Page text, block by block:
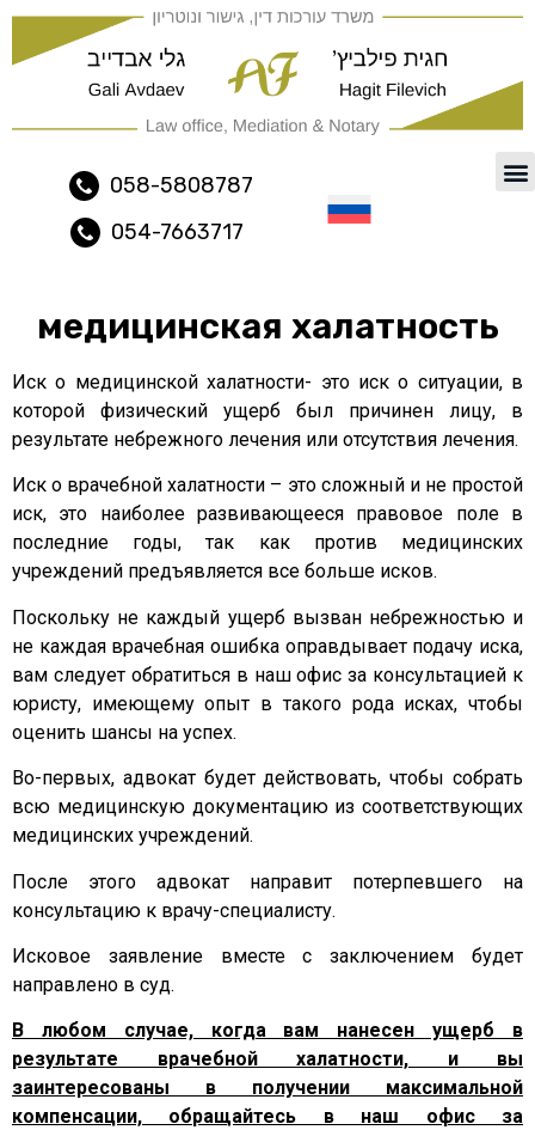
058-5808787
054-7663717
медицинская халатность
Иск о медицинской халатности- это иск о ситуации, в
которой физический ущерб был причинен лицу, в
результате небрежного лечения или отсутствия лечения.
Иск о врачебной халатности – это сложный и не простой
иск, это наиболее развивающееся правовое поле в
последние годы, так как против медицинских
учреждений предъявляется все больше исков.
Поскольку не каждый ущерб вызван небрежностью и
не каждая врачебная ошибка оправдывает подачу иска,
вам следует обратиться в наш офис за консультацией к
юристу, имеющему опыт в такого рода исках, чтобы
оценить шансы на успех.
Во-первых, адвокат будет действовать, чтобы собрать
всю медицинскую документацию из соответствующих
медицинских учреждений.
После этого адвокат направит потерпевшего на
консультацию к врачу-специалисту.
Исковое заявление вместе с заключением будет
направлено в суд.
В любом случае, когда вам нанесен ущерб в
результате врачебной халатности, и вы
заинтересованы в получении максимальной
компенсации, обращайтесь в наш офис за